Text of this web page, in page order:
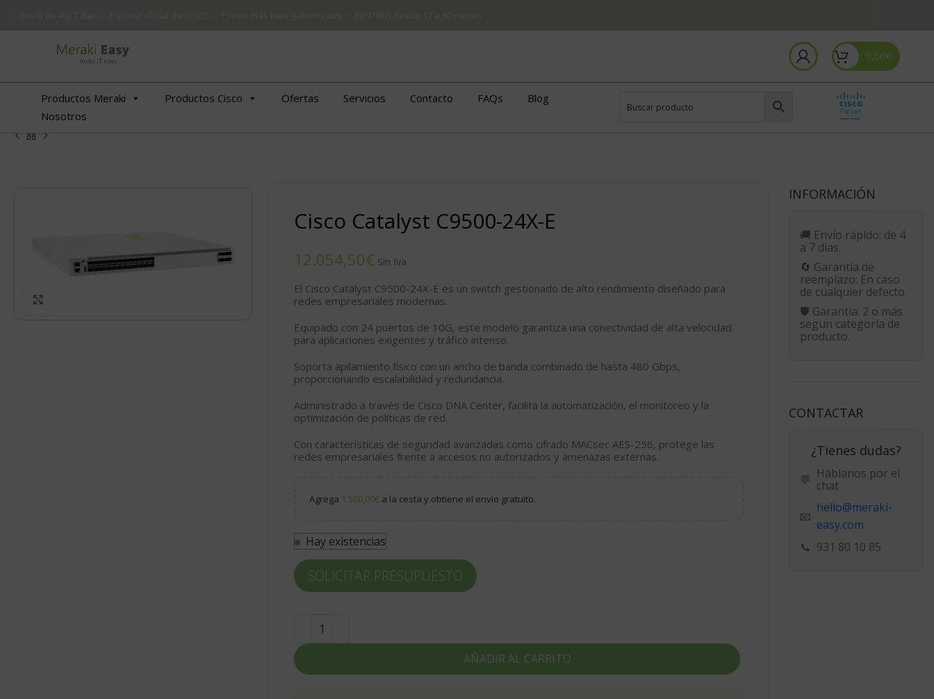
0,00€
Productos Meraki Productos Cisco Ofertas Servicios Contacto FAQs
Blog
Nosotros
Cisco Catalyst C9500-24X-E
€
El Cisco Catalyst C9500-24X-E es un switch gestionado de alto rendimiento diseñado para
redes empresariales modernas.
Equipado con 24 puertos de 10G, este modelo garantiza una conectividad de alta velocidad
para aplicaciones exigentes y tráfico intenso.
Soporta apilamiento físico con un ancho de banda combinado de hasta 480 Gbps,
proporcionando escalabilidad y redundancia.
Administrado a través de Cisco DNA Center, facilita la automatización, el monitoreo y la
optimización de políticas de red.
Con características de seguridad avanzadas como cifrado MACsec AES-256, protege las
redes empresariales frente a accesos no autorizados y amenazas externas.
Agrega 1.500,00€ a la cesta y obtiene el envío gratuito.
Hay existencias
AÑADIR AL CARRITO
SOLICITAR PRESUPUESTO
INFORMACIÓN
🚚 Envío rápido: de 4
a 7 días.
🔄 Garantía de
reemplazo: En caso
de cualquier defecto.
🛡️ Garantía: 2 o más
segun categoría de
producto.
CONTACTAR
¿Tienes dudas?
💬 Háblanos por el
chat
📧
hello@meraki-
easy.com
📞 931 80 10 85